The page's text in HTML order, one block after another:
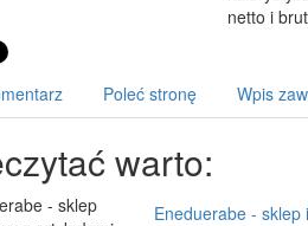
netto i
Poleć stronę Wpis
warto:
Eneduerabe - sklep